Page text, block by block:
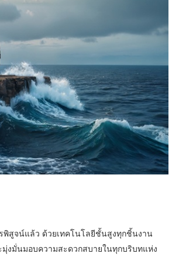
พิสูจน์แล้ว ด้วยเทคโนโลยีชั้นสูงทุกชิ้นงาน
งมั่นมอบความสะดวกสบายในทุกบริบทแห่ง